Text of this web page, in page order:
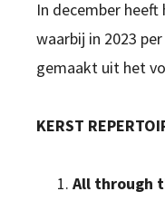
In december
waarbij in 2023
gemaakt uit het
KERST
All through